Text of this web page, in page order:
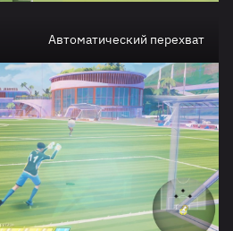
Автоматический перехват